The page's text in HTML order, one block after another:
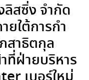
สซิ่ง จำกัด
ยใต้การกำ
สาธิตกุล
ที่ฝ่ายบริหาร